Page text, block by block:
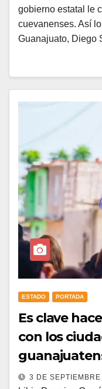
gobierno estatal le
cuevanenses. Así
Guanajuato, Diego
ESTADO PORTADA
Es clave
con los
3 DE